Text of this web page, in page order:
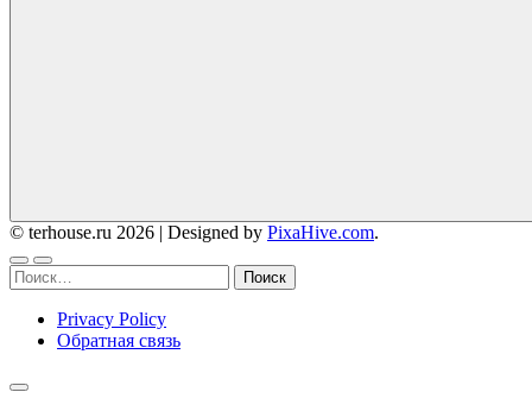
© terhouse.ru 2026 | Designed by PixaHive.com.
Найти:
Privacy Policy
Обратная связь